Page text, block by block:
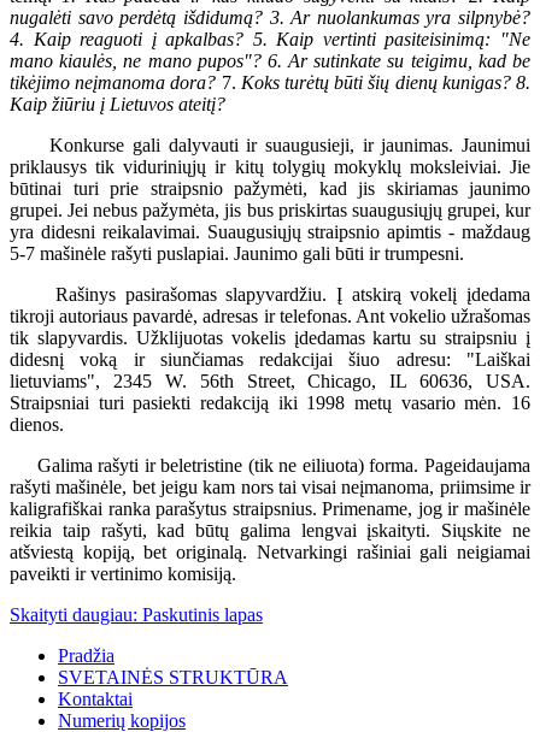
nugalėti savo perdėtą išdidumą? 3. Ar nuolankumas yra silpnybė?
4. Kaip reaguoti į apkalbas? 5. Kaip vertinti pasiteisinimą: "Ne
mano kiaulės, ne mano pupos"? 6. Ar sutinkate su teigimu, kad be
tikėjimo neįmanoma dora? 7. Koks turėtų būti šių dienų kunigas? 8.
Kaip žiūriu į Lietuvos ateitį?
Konkurse gali dalyvauti ir suaugusieji, ir jaunimas. Jaunimui
priklausys tik viduriniųjų ir kitų tolygių mokyklų moksleiviai. Jie
būtinai turi prie straipsnio pažymėti, kad jis skiriamas jaunimo
grupei. Jei nebus pažymėta, jis bus priskirtas suaugusiųjų grupei, kur
yra didesni reikalavimai. Suaugusiųjų straipsnio apimtis - maždaug
5-7 mašinėle rašyti puslapiai. Jaunimo gali būti ir trumpesni.
Rašinys pasirašomas slapyvardžiu. Į atskirą vokelį įdedama
tikroji autoriaus pavardė, adresas ir telefonas. Ant vokelio užrašomas
tik slapyvardis. Užklijuotas vokelis įdedamas kartu su straipsniu į
didesnį voką ir siunčiamas redakcijai šiuo adresu: "Laiškai
lietuviams", 2345 W. 56th Street, Chicago, IL 60636, USA.
Straipsniai turi pasiekti redakciją iki 1998 metų vasario mėn. 16
dienos.
Galima rašyti ir beletristine (tik ne eiliuota) forma. Pageidaujama
rašyti mašinėle, bet jeigu kam nors tai visai neįmanoma, priimsime ir
kaligrafiškai ranka parašytus straipsnius. Primename, jog ir mašinėle
reikia taip rašyti, kad būtų galima lengvai įskaityti. Siųskite ne
atšviestą kopiją, bet originalą. Netvarkingi rašiniai gali neigiamai
paveikti ir vertinimo komisiją.
Skaityti daugiau: Paskutinis lapas
Pradžia
SVETAINĖS STRUKTŪRA
Kontaktai
Numerių kopijos